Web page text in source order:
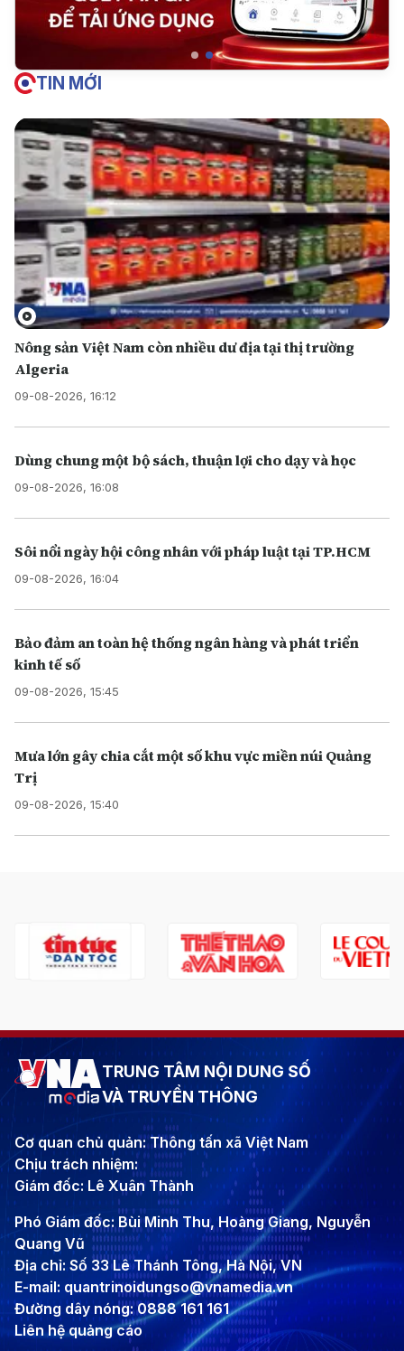
TIN MỚI
Nông sản Việt Nam còn nhiều dư địa tại thị trường
Algeria
09-08-2026, 16:12
Dùng chung một bộ sách, thuận lợi cho dạy và học
09-08-2026, 16:08
Sôi nổi ngày hội công nhân với pháp luật tại TP.HCM
09-08-2026, 16:04
Bảo đảm an toàn hệ thống ngân hàng và phát triển
kinh tế số
09-08-2026, 15:45
Mưa lớn gây chia cắt một số khu vực miền núi Quảng
Trị
09-08-2026, 15:40
TRUNG TÂM NỘI DUNG SỐ
VÀ TRUYỀN THÔNG
Cơ quan chủ quản: Thông tấn xã Việt Nam
Chịu trách nhiệm:
Giám đốc: Lê Xuân Thành
Phó Giám đốc: Bùi Minh Thu, Hoàng Giang, Nguyễn
Quang Vũ
Địa chỉ: Số 33 Lê Thánh Tông, Hà Nội, VN
E-mail: quantrinoidungso@vnamedia.vn
Đường dây nóng: 0888 161 161
Liên hệ quảng cáo